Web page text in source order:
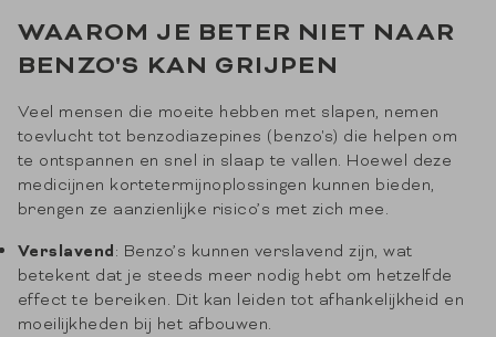
WAAROM JE BETER NIET NAAR
BENZO'S KAN GRIJPEN
Veel mensen die moeite hebben met slapen, nemen
toevlucht tot benzodiazepines (benzo's) die helpen om
te ontspannen en snel in slaap te vallen. Hoewel deze
medicijnen kortetermijnoplossingen kunnen bieden,
brengen ze aanzienlijke risico’s met zich mee.
Verslavend: Benzo’s kunnen verslavend zijn, wat
betekent dat je steeds meer nodig hebt om hetzelfde
effect te bereiken. Dit kan leiden tot afhankelijkheid en
moeilijkheden bij het afbouwen.